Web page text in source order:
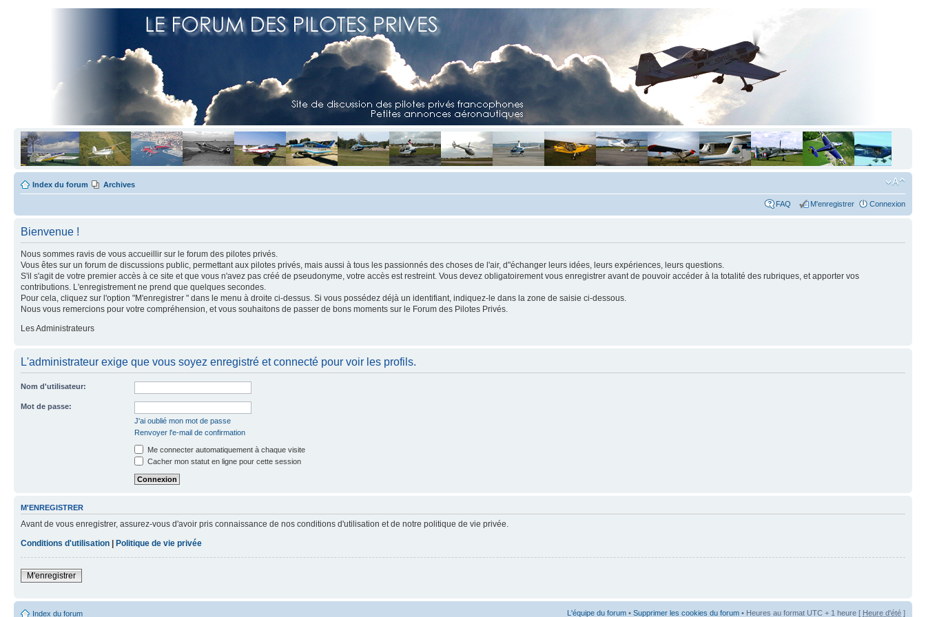
Index du forum Archives
FAQ M'enregistrer Connexion
Bienvenue !
Nous sommes ravis de vous accueillir sur le forum des pilotes privés.
Vous êtes sur un forum de discussions public, permettant aux pilotes privés, mais aussi à tous les passionnés des choses de l'air, d"échanger leurs idées, leurs expériences, leurs questions.
S'il s'agit de votre premier accès à ce site et que vous n'avez pas créé de pseudonyme, votre accès est restreint. Vous devez obligatoirement vous enregistrer avant de pouvoir accéder à la totalité des rubriques, et apporter vos
contributions. L'enregistrement ne prend que quelques secondes.
Pour cela, cliquez sur l'option "M'enregistrer " dans le menu à droite ci-dessus. Si vous possédez déjà un identifiant, indiquez-le dans la zone de saisie ci-dessous.
Nous vous remercions pour votre compréhension, et vous souhaitons de passer de bons moments sur le Forum des Pilotes Privés.
Les Administrateurs
L'administrateur exige que vous soyez enregistré et connecté pour voir les profils.
Nom d'utilisateur:
Mot de passe:
J'ai oublié mon mot de passe
Renvoyer l'e-mail de confirmation
Me connecter automatiquement à chaque visite
Cacher mon statut en ligne pour cette session
M'ENREGISTRER
Avant de vous enregistrer, assurez-vous d'avoir pris connaissance de nos conditions d'utilisation et de notre politique de vie privée.
Conditions d'utilisation | Politique de vie privée
M'enregistrer
Index du forum L'équipe du forum • Supprimer les cookies du forum • Heures au format UTC + 1 heure [ Heure d'été ]